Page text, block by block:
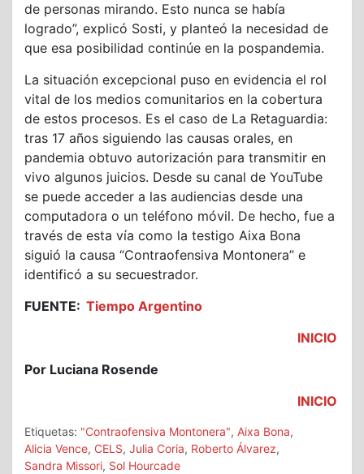
de personas mirando. Esto nunca se había
logrado”, explicó Sosti, y planteó la necesidad de
que esa posibilidad continúe en la pospandemia.
La situación excepcional puso en evidencia el rol
vital de los medios comunitarios en la cobertura
de estos procesos. Es el caso de La Retaguardia:
tras 17 años siguiendo las causas orales, en
pandemia obtuvo autorización para transmitir en
vivo algunos juicios. Desde su canal de YouTube
se puede acceder a las audiencias desde una
computadora o un teléfono móvil. De hecho, fue a
través de esta vía como la testigo Aixa Bona
siguió la causa “Contraofensiva Montonera” e
identificó a su secuestrador.
FUENTE: Tiempo Argentino
INICIO
Por Luciana Rosende
INICIO
Etiquetas: "Contraofensiva Montonera", Aixa Bona,
Alicia Vence, CELS, Julia Coria, Roberto Álvarez,
Sandra Missori, Sol Hourcade